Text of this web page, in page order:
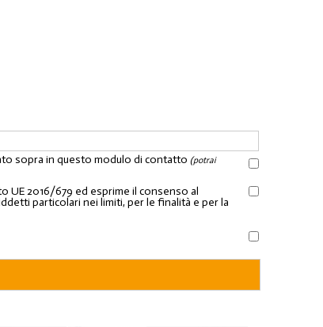
sopra in questo modulo di contatto (potrai
UE 2016/679 ed esprime il consenso al
particolari nei limiti, per le finalità e per la